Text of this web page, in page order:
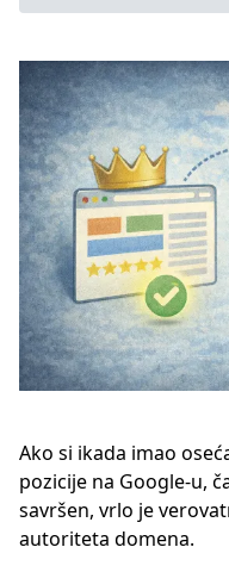
Ako si ikada imao
pozicije na Google-u,
savršen, vrlo je
autoriteta domena.